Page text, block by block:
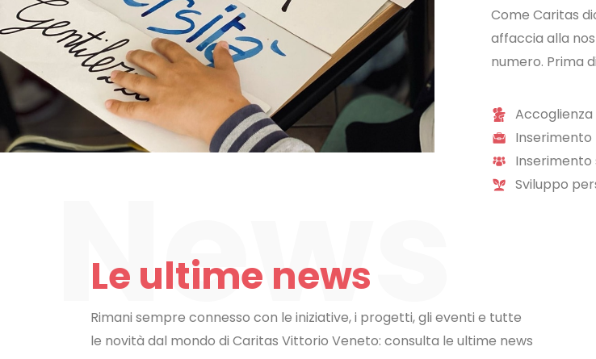
Come Caritas
affaccia alla
numero. Prima
Accoglienza
Inserimento
Sviluppo
Le ultime news
Rimani sempre connesso con le iniziative, i progetti, gli eventi e tutte
le novità dal mondo di Caritas Vittorio Veneto: consulta le ultime news